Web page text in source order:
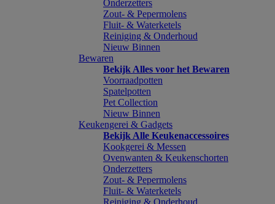
Onderzetters
Zout- & Pepermolens
Fluit- & Waterketels
Reiniging & Onderhoud
Nieuw Binnen
Bewaren
Bekijk Alles voor het Bewaren
Voorraadpotten
Spatelpotten
Pet Collection
Nieuw Binnen
Keukengerei & Gadgets
Bekijk Alle Keukenaccessoires
Kookgerei & Messen
Ovenwanten & Keukenschorten
Onderzetters
Zout- & Pepermolens
Fluit- & Waterketels
Reiniging & Onderhoud